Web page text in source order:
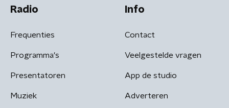
Radio
Frequenties
Programma's
Presentatoren
Muziek
Info
Contact
Veelgestelde vragen
App de studio
Adverteren